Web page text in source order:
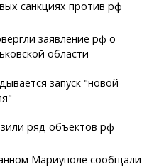
санкциях против рф
заявление рф о
области
запуск "новой
ряд объектов рф
Мариуполе сообщали